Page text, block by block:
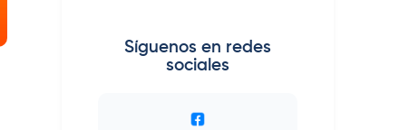
Síguenos en redes
sociales